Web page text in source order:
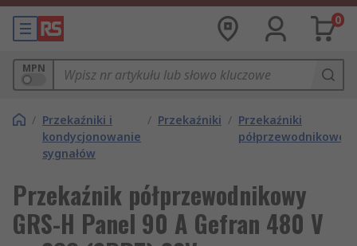
0
MPN
/ Przekaźniki i
kondycjonowanie
sygnałów
/ Przekaźniki / Przekaźniki
półprzewodnikowe
Przekaźnik półprzewodnikowy
GRS-H Panel 90 A Gefran 480 V